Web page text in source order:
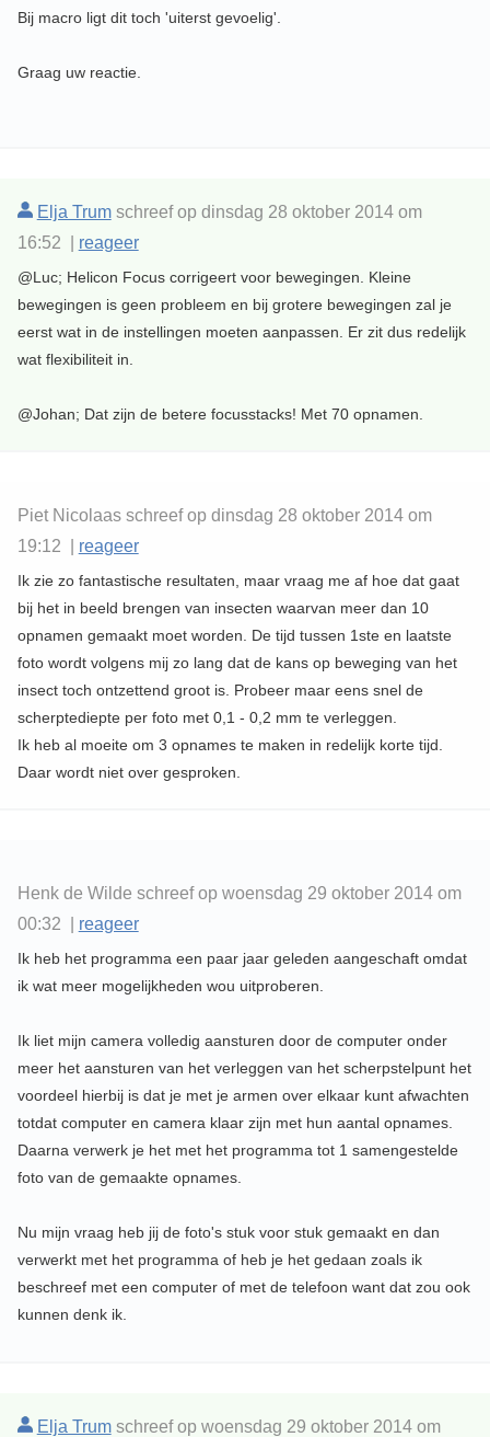
Bij macro ligt dit toch 'uiterst gevoelig'.
Graag uw reactie.
Elja Trumschreef op dinsdag 28 oktober 2014 om
16:52 | reageer
@Luc; Helicon Focus corrigeert voor bewegingen. Kleine
bewegingen is geen probleem en bij grotere bewegingen zal je
eerst wat in de instellingen moeten aanpassen. Er zit dus redelijk
wat flexibiliteit in.
@Johan; Dat zijn de betere focusstacks! Met 70 opnamen.
Piet Nicolaas schreef op dinsdag 28 oktober 2014 om
19:12 | reageer
Ik zie zo fantastische resultaten, maar vraag me af hoe dat gaat
bij het in beeld brengen van insecten waarvan meer dan 10
opnamen gemaakt moet worden. De tijd tussen 1ste en laatste
foto wordt volgens mij zo lang dat de kans op beweging van het
insect toch ontzettend groot is. Probeer maar eens snel de
scherptediepte per foto met 0,1 - 0,2 mm te verleggen.
Ik heb al moeite om 3 opnames te maken in redelijk korte tijd.
Daar wordt niet over gesproken.
Henk de Wilde schreef op woensdag 29 oktober 2014 om
00:32 | reageer
Ik heb het programma een paar jaar geleden aangeschaft omdat
ik wat meer mogelijkheden wou uitproberen.
Ik liet mijn camera volledig aansturen door de computer onder
meer het aansturen van het verleggen van het scherpstelpunt het
voordeel hierbij is dat je met je armen over elkaar kunt afwachten
totdat computer en camera klaar zijn met hun aantal opnames.
Daarna verwerk je het met het programma tot 1 samengestelde
foto van de gemaakte opnames.
Nu mijn vraag heb jij de foto's stuk voor stuk gemaakt en dan
verwerkt met het programma of heb je het gedaan zoals ik
beschreef met een computer of met de telefoon want dat zou ook
kunnen denk ik.
Elja Trumschreef op woensdag 29 oktober 2014 om